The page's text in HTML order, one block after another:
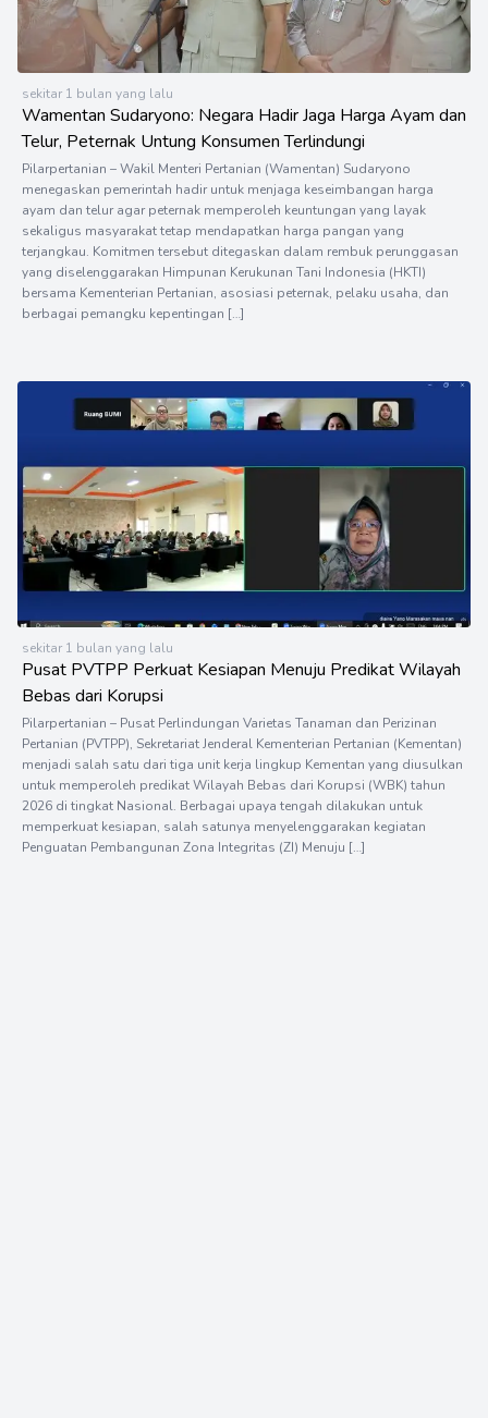
sekitar 1 bulan yang lalu
Wamentan Sudaryono: Negara Hadir Jaga Harga Ayam dan
Telur, Peternak Untung Konsumen Terlindungi
Pilarpertanian – Wakil Menteri Pertanian (Wamentan) Sudaryono
menegaskan pemerintah hadir untuk menjaga keseimbangan harga
ayam dan telur agar peternak memperoleh keuntungan yang layak
sekaligus masyarakat tetap mendapatkan harga pangan yang
terjangkau. Komitmen tersebut ditegaskan dalam rembuk perunggasan
yang diselenggarakan Himpunan Kerukunan Tani Indonesia (HKTI)
bersama Kementerian Pertanian, asosiasi peternak, pelaku usaha, dan
berbagai pemangku kepentingan […]
sekitar 1 bulan yang lalu
Pusat PVTPP Perkuat Kesiapan Menuju Predikat Wilayah
Bebas dari Korupsi
Pilarpertanian – Pusat Perlindungan Varietas Tanaman dan Perizinan
Pertanian (PVTPP), Sekretariat Jenderal Kementerian Pertanian (Kementan)
menjadi salah satu dari tiga unit kerja lingkup Kementan yang diusulkan
untuk memperoleh predikat Wilayah Bebas dari Korupsi (WBK) tahun
2026 di tingkat Nasional. Berbagai upaya tengah dilakukan untuk
memperkuat kesiapan, salah satunya menyelenggarakan kegiatan
Penguatan Pembangunan Zona Integritas (ZI) Menuju […]